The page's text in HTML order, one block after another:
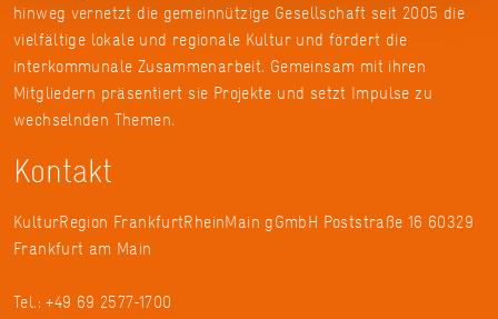
hinweg vernetzt die gemeinnützige Gesellschaft seit 2005 die
vielfältige lokale und regionale Kultur und fördert die
interkommunale Zusammenarbeit. Gemeinsam mit ihren
Mitgliedern präsentiert sie Projekte und setzt Impulse zu
wechselnden Themen.
Kontakt
KulturRegion FrankfurtRheinMain gGmbH Poststraße 16 60329
Frankfurt am Main
Tel.: +49 69 2577-1700